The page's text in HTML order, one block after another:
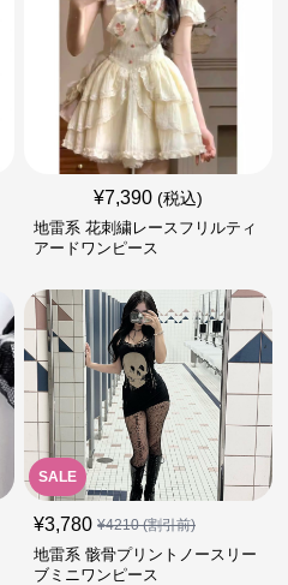
¥7,390 (税込)
地雷系 花刺繍レースフリルティ
アードワンピース
SALE
¥3,780 ¥4210(割引前)
地雷系 骸骨プリントノースリー
ブミニワンピース